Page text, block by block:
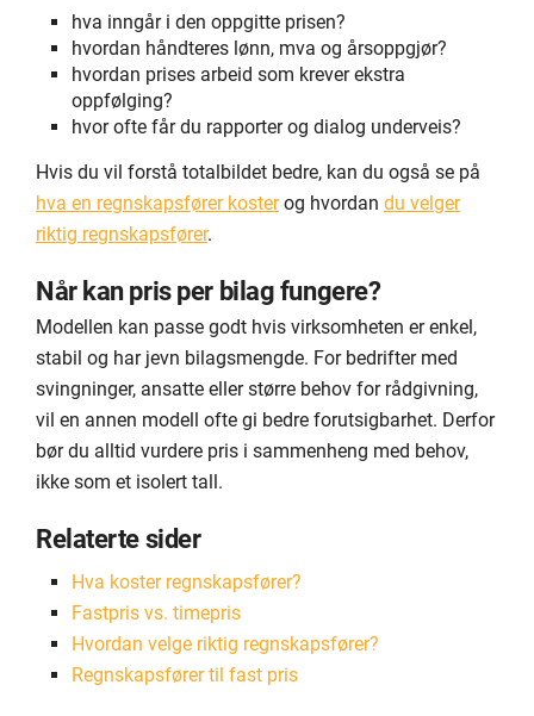
hva inngår i den oppgitte prisen?
hvordan håndteres lønn, mva og årsoppgjør?
hvordan prises arbeid som krever ekstra
oppfølging?
hvor ofte får du rapporter og dialog underveis?
Hvis du vil forstå totalbildet bedre, kan du også se på
hva en regnskapsfører kosterog hvordan du velger
riktig regnskapsfører.
Når kan pris per bilag fungere?
Modellen kan passe godt hvis virksomheten er enkel,
stabil og har jevn bilagsmengde. For bedrifter med
svingninger, ansatte eller større behov for rådgivning,
vil en annen modell ofte gi bedre forutsigbarhet. Derfor
bør du alltid vurdere pris i sammenheng med behov,
ikke som et isolert tall.
Relaterte sider
Hva koster regnskapsfører?
Fastpris vs. timepris
Hvordan velge riktig regnskapsfører?
Regnskapsfører til fast pris